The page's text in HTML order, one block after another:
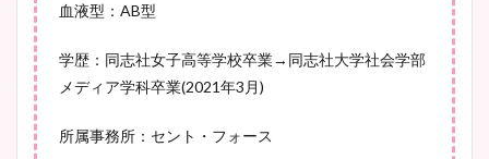
血液型：AB型
学歴：同志社女子高等学校卒業→同志社大学社会学部
メディア学科卒業(2021年3月)
所属事務所：セント・フォース